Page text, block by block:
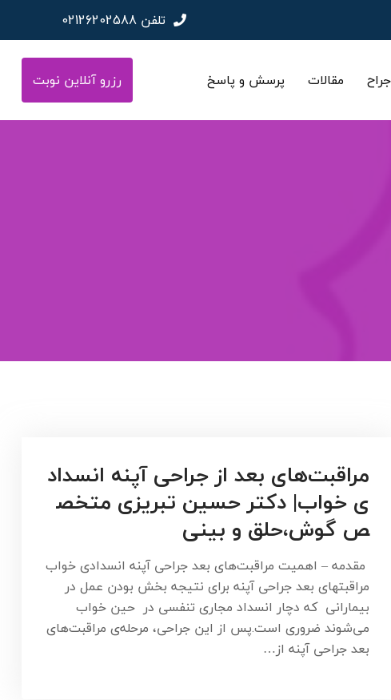
تلفن 02126202588
مقالات پرسش و پاسخ رزرو آنلاین نوبت
مراقبت‌های بعد از جراحی آپنه انسداد
ی خواب| دکتر حسین تبریزی متخص
ص گوش،حلق و بینی
مقدمه – اهمیت مراقبت‌های بعد جراحی آپنه انسدادی خواب
مراقبتهای بعد جراحی آپنه برای نتیجه بخش بودن عمل در
بیمارانی که دچار انسداد مجاری تنفسی در حین خواب
می‌شوند ضروری است.پس از این جراحی، مرحله‌ی مراقبت‌های
بعد جراحی آپنه از…